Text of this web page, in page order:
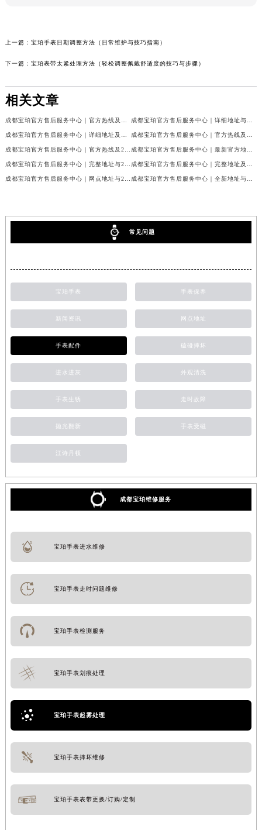
上一篇： 宝珀手表日期调整方法（日常维护与技巧指南）
下一篇： 宝珀表带太紧处理方法（轻松调整佩戴舒适度的技巧与步骤）
相关文章
常见问题
宝珀手表 手表保养
新闻资讯 网点地址
手表配件 磕碰摔坏
进水进灰 外观清洗
手表生锈 走时故障
抛光翻新 手表受磁
江诗丹顿
成都宝珀维修服务
宝珀手表进水维修
宝珀手表走时问题维修
宝珀手表检测服务
宝珀手表划痕处理
宝珀手表起雾处理
宝珀手表摔坏维修
宝珀手表表带更换/订购/定制